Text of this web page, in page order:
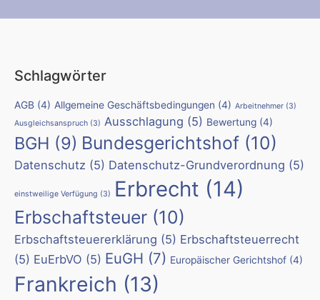
Schlagwörter
AGB (4) Allgemeine Geschäftsbedingungen (4) Arbeitnehmer (3)
Ausgleichsanspruch (3) Ausschlagung (5) Bewertung (4)
BGH (9) Bundesgerichtshof (10)
Datenschutz (5) Datenschutz-Grundverordnung (5)
einstweilige Verfügung (3) Erbrecht (14)
Erbschaftsteuer (10)
Erbschaftsteuererklärung (5) Erbschaftsteuerrecht
(5) EuErbVO (5) EuGH (7) Europäischer Gerichtshof (4)
Frankreich (13)